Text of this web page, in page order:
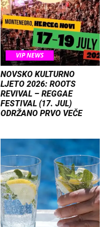
VIP NEWS
NOVSKO KULTURNO
LJETO 2026: ROOTS
REVIVAL – REGGAE
FESTIVAL (17. JUL)
ODRŽANO PRVO VEČE